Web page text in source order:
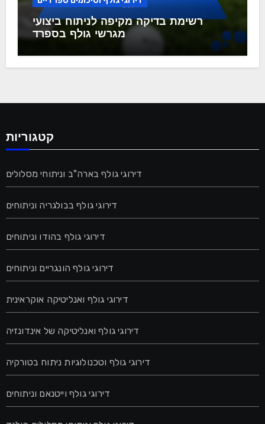
רשימת בדיקה מקיפה לניתוח ביצועי
מגרשי גולף בספרד
קטגוריות
דירוגי גולף בארה"ב וניתוחי מסלולים
דירוגי גולף בבולגריה וניתוחים
דירוגי גולף בהודו וניתוחים
דירוגי גולף הונגריים וניתוחים
דירוגי גולף ואנליטיקה אוקראינית
דירוגי גולף ואנליטיקה של אינדונזיה
דירוגי גולף וטכנולוגיות ניתוח בטורקיה
דירוגי גולף וייטנאם וניתוחים